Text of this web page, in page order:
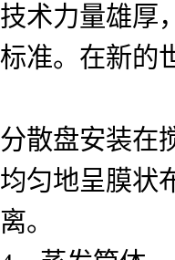
技术力量雄厚
标准。在新的
分散盘安装在
均匀地呈膜状
离。